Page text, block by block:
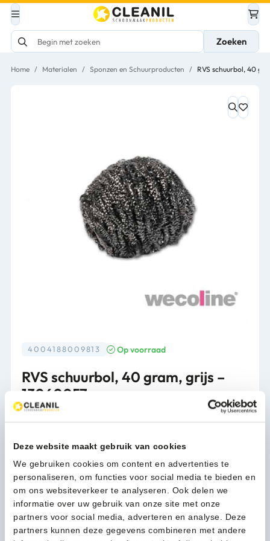
Deze website maakt gebruik van cookies
We gebruiken cookies om content en advertenties te
personaliseren, om functies voor social media te bieden en
om ons websiteverkeer te analyseren. Ook delen we
informatie over uw gebruik van onze site met onze
partners voor social media, adverteren en analyse. Deze
partners kunnen deze gegevens combineren met andere
Zoeken
Home / Materialen / Sponzen en Schuurproducten / RVS schuurbol, 40
4004188009813 Op voorraad
RVS schuurbol, 40 gram, grijs –
13060057
Verpakking10st/pk
10,64(12,87 Incl. btw)
RVS
schuurbol,
40
gram,
grijs
In winkelwagen
1-3 werkdagen